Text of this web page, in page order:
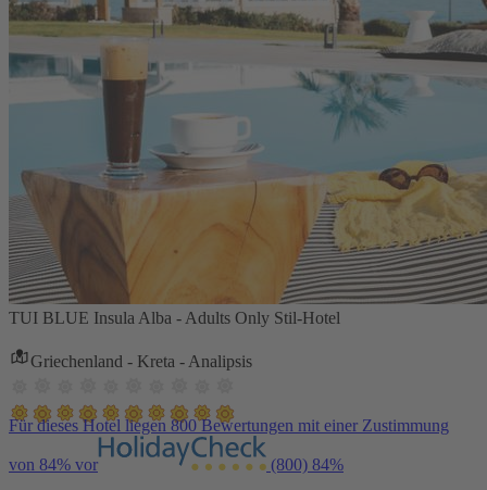
TUI BLUE Insula Alba - Adults Only Stil-Hotel
Griechenland - Kreta - Analipsis
Für dieses Hotel liegen 800 Bewertungen mit einer Zustimmung
von 84% vor (800) 84%